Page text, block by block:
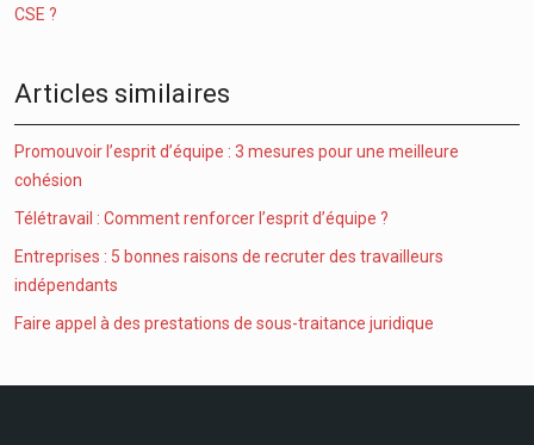
CSE ?
Articles similaires
Promouvoir l’esprit d’équipe : 3 mesures pour une meilleure
cohésion
Télétravail : Comment renforcer l’esprit d’équipe ?
Entreprises : 5 bonnes raisons de recruter des travailleurs
indépendants
Faire appel à des prestations de sous-traitance juridique